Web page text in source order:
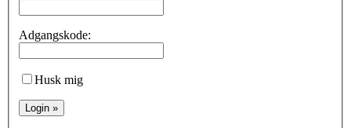
Adgangskode:
Husk mig